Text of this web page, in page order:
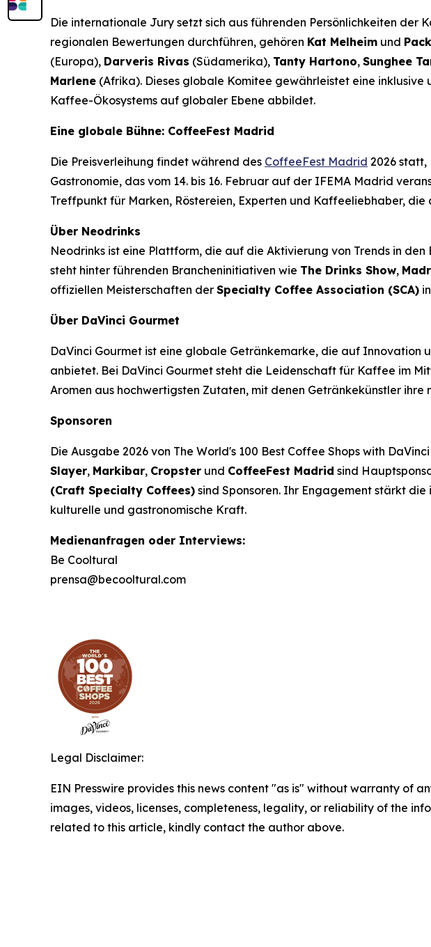
Die internationale Jury setzt sich aus führenden Persönlichkeiten der
regionalen Bewertungen durchführen, gehören Kat Melheim und
(Europa), Darveris Rivas (Südamerika), Tanty Hartono, Sunghee
Marlene (Afrika). Dieses globale Komitee gewährleistet eine
Kaffee-Ökosystems auf globaler Ebene abbildet.
Eine globale Bühne: CoffeeFest Madrid
Die Preisverleihung findet während des CoffeeFest Madrid 2026
Gastronomie, das vom 14. bis 16. Februar auf der IFEMA Madrid
Treffpunkt für Marken, Röstereien, Experten und Kaffeeliebhaber,
Über Neodrinks
Neodrinks ist eine Plattform, die auf die Aktivierung von Trends in
steht hinter führenden Brancheninitiativen wie The Drinks Show,
offiziellen Meisterschaften der Specialty Coffee Association (SCA)
Über DaVinci Gourmet
DaVinci Gourmet ist eine globale Getränkemarke, die auf
anbietet. Bei DaVinci Gourmet steht die Leidenschaft für Kaffee im
Aromen aus hochwertigsten Zutaten, mit denen Getränkekünstler ihre
Sponsoren
Die Ausgabe 2026 von The World's 100 Best Coffee Shops with
Slayer, Markibar, Cropster und CoffeeFest Madrid sind
(Craft Specialty Coffees) sind Sponsoren. Ihr Engagement stärkt
kulturelle und gastronomische Kraft.
Medienanfragen oder Interviews:
Be Cooltural
prensa@becooltural.com
Legal Disclaimer:
EIN Presswire provides this news content "as is" without warranty of
images, videos, licenses, completeness, legality, or reliability of the
related to this article, kindly contact the author above.